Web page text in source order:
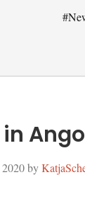
by